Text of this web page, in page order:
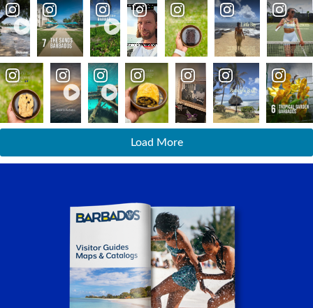
Load More